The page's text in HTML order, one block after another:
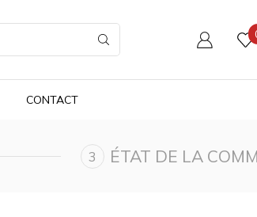
CONTACT
ÉTAT DE LA